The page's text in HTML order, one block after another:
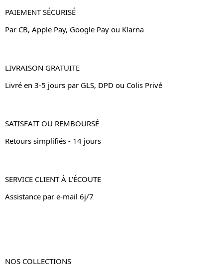
PAIEMENT SÉCURISÉ
Par CB, Apple Pay, Google Pay ou Klarna
LIVRAISON GRATUITE
Livré en 3-5 jours par GLS, DPD ou Colis Privé
SATISFAIT OU REMBOURSÉ
Retours simplifiés - 14 jours
SERVICE CLIENT À L'ÉCOUTE
Assistance par e-mail 6j/7
NOS COLLECTIONS